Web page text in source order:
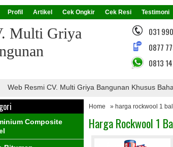
Profil Artikel Cek Ongkir Cek Resi Testimoni
Multi Griya
031
0877
0813
Resmi CV. Multi Griya Bangunan Khusus Bahan
Home » harga rockwool 1 bal
Harga Rockwool 1
Composite